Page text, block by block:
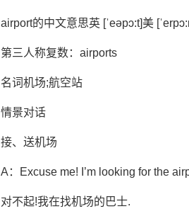
airport的中文意思英 [ˈeəpɔ:t]美
第三人称复数：airports
名词机场;航空站
情景对话
接、送机场
A：Excuse me! I’m looking for the
对不起!我在找机场的巴士.